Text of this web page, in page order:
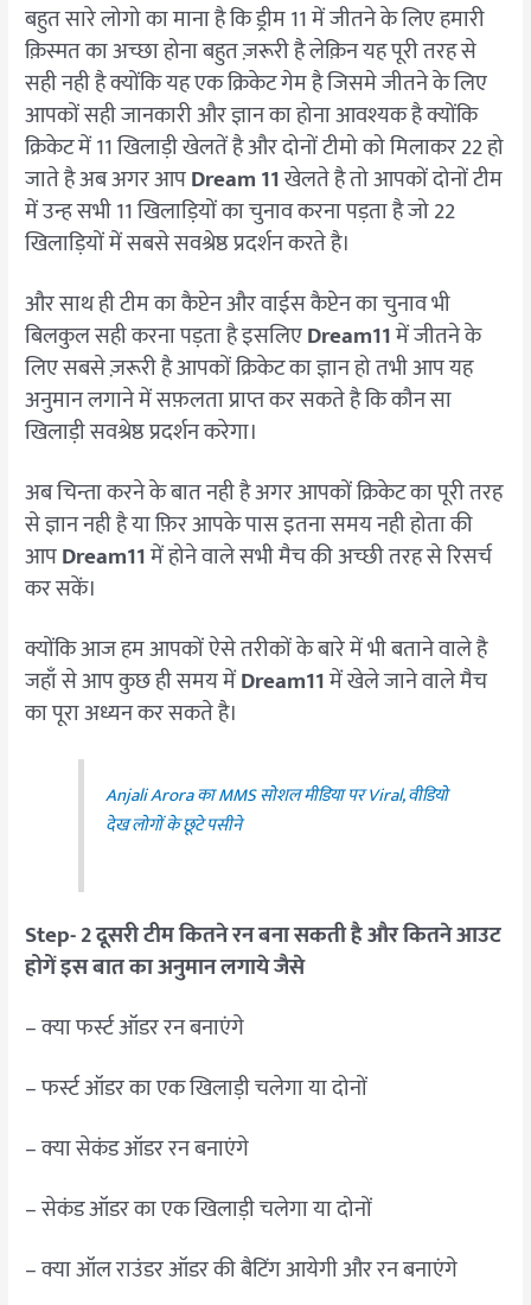
बहुत सारे लोगो का माना है कि ड्रीम 11 में जीतने के लिए हमारी
क़िस्मत का अच्छा होना बहुत ज़रूरी है लेक़िन यह पूरी तरह से
सही नही है क्योंकि यह एक क्रिकेट गेम है जिसमे जीतने के लिए
आपकों सही जानकारी और ज्ञान का होना आवश्यक हैक्योंकि
क्रिकेट में 11 खिलाड़ी खेलतें है और दोनों टीमो को मिलाकर 22 हो
जाते है अब अगर आपDream 11खेलते है तो आपकों दोनों टीम
में उन्ह सभी 11 खिलाड़ियों का चुनाव करना पड़ता है जो 22
खिलाड़ियों में सबसे सवश्रेष्ठ प्रदर्शन करते है।
और साथ ही टीम का कैप्टेन और वाईस कैप्टेन का चुनाव भी
बिलकुल सही करना पड़ता है इसलिएDream11में जीतने के
लिए सबसे ज़रूरी है आपकों क्रिकेट का ज्ञान हो तभी आप यह
अनुमान लगाने में सफ़लता प्राप्त कर सकते है कि कौन सा
खिलाड़ी सवश्रेष्ठ प्रदर्शन करेगा।
अब चिन्ता करने के बात नही है अगर आपकों क्रिकेट का पूरी तरह
से ज्ञान नही है या फ़िर आपके पास इतना समय नही होता की
आपDream11में होने वाले सभी मैच की अच्छी तरह से रिसर्च
कर सकें।
क्योंकि आज हम आपकों ऐसे तरीकों के बारे में भी बताने वाले है
जहाँ से आप कुछ ही समय मेंDream11में खेले जाने वाले मैच
का पूरा अध्यन कर सकते है।
Anjali Arora का MMS सोशल मीडिया पर Viral, वीडियो
देख लोगों के छूटे पसीने
Step- 2 दूसरी टीम कितने रन बना सकती है और कितने आउट
होगें इस बात का अनुमान लगाये जैसे
– क्या फर्स्ट ऑडर रन बनाएंगे
– फर्स्ट ऑडर का एक खिलाड़ी चलेगा या दोनों
– क्या सेकंड ऑडर रन बनाएंगे
– सेकंड ऑडर का एक खिलाड़ी चलेगा या दोनों
– क्या ऑल राउंडर ऑडर की बैटिंग आयेगी और रन बनाएंगे